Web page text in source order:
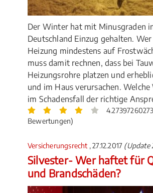
Der Winter hat mit Minusgraden
Deutschland Einzug gehalten.
Heizung mindestens auf
muss damit rechnen, dass bei
Heizungsrohre platzen und
und im Haus verursachen.
im Schadensfall der richtige
Bewertungen)
Versicherungsrecht , 27.12.2017 (Update
Silvester- Wer haftet für
und Brandschäden?